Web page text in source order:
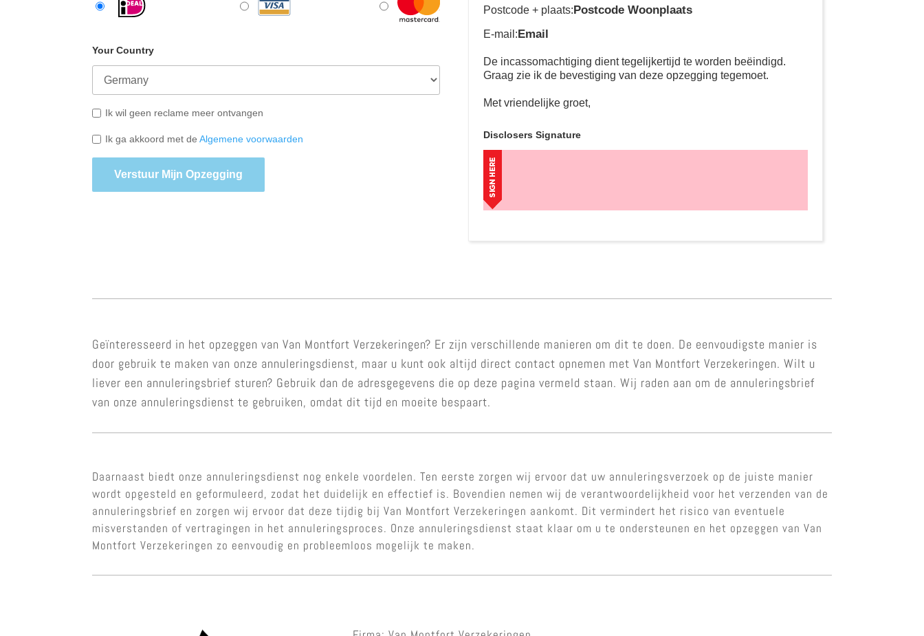
Your Country
Ik wil geen reclame meer ontvangen
Ik ga akkoord met deAlgemene voorwaarden
Verstuur Mijn Opzegging
Postcode + plaats:Postcode Woonplaats
E-mail:Email
De incassomachtiging dient tegelijkertijd te worden beëindigd.
Graag zie ik de bevestiging van deze opzegging tegemoet.
Met vriendelijke groet,
Disclosers Signature
Geïnteresseerd in het opzeggen van Van Montfort Verzekeringen? Er zijn verschillende manieren om dit te doen. De eenvoudigste manier is
door gebruik te maken van onze annuleringsdienst, maar u kunt ook altijd direct contact opnemen met Van Montfort Verzekeringen. Wilt u
liever een annuleringsbrief sturen? Gebruik dan de adresgegevens die op deze pagina vermeld staan. Wij raden aan om de annuleringsbrief
van onze annuleringsdienst te gebruiken, omdat dit tijd en moeite bespaart.
Daarnaast biedt onze annuleringsdienst nog enkele voordelen. Ten eerste zorgen wij ervoor dat uw annuleringsverzoek op de juiste manier
wordt opgesteld en geformuleerd, zodat het duidelijk en effectief is. Bovendien nemen wij de verantwoordelijkheid voor het verzenden van de
annuleringsbrief en zorgen wij ervoor dat deze tijdig bij Van Montfort Verzekeringen aankomt. Dit vermindert het risico van eventuele
misverstanden of vertragingen in het annuleringsproces. Onze annuleringsdienst staat klaar om u te ondersteunen en het opzeggen van Van
Montfort Verzekeringen zo eenvoudig en probleemloos mogelijk te maken.